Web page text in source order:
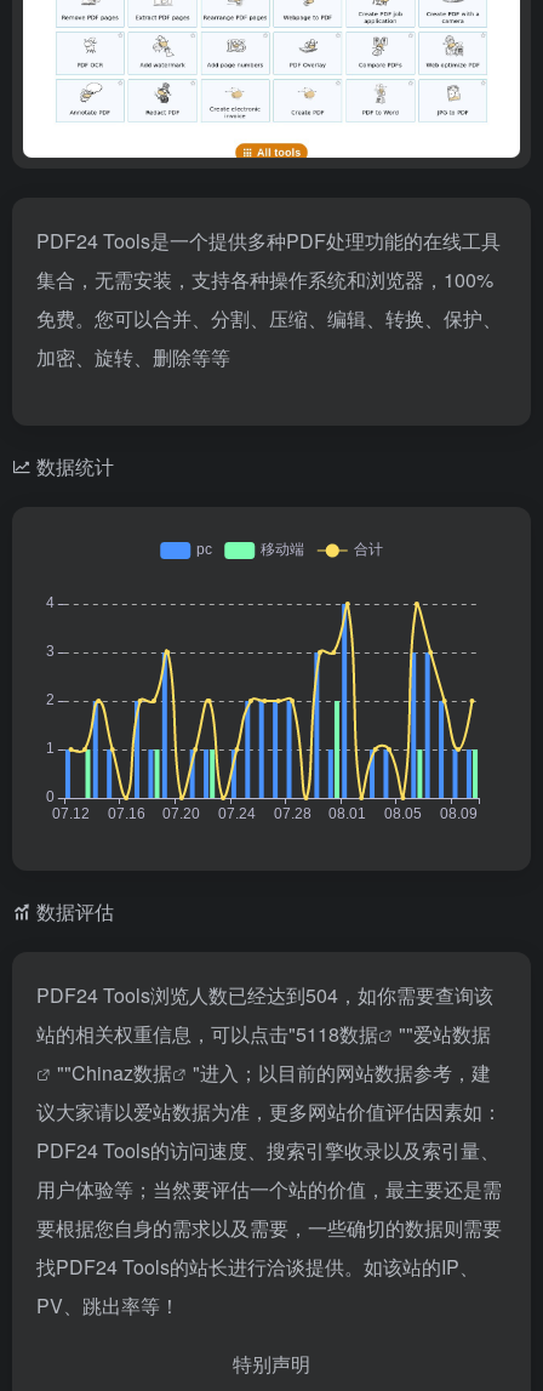
PDF24 Tools是一个提供多种PDF处理功能的在线工具
集合，无需安装，支持各种操作系统和浏览器，100%
免费。您可以合并、分割、压缩、编辑、转换、保护、
加密、旋转、删除等等
数据统计
数据评估
PDF24 Tools浏览人数已经达到504，如你需要查询该
站的相关权重信息，可以点击"5118数据 ""爱站数据
""Chinaz数据
"进入；以目前的网站数据参考，建
议大家请以爱站数据为准，更多网站价值评估因素如：
PDF24 Tools的访问速度、搜索引擎收录以及索引量、
用户体验等；当然要评估一个站的价值，最主要还是需
要根据您自身的需求以及需要，一些确切的数据则需要
找PDF24 Tools的站长进行洽谈提供。如该站的IP、
PV、跳出率等！
特别声明